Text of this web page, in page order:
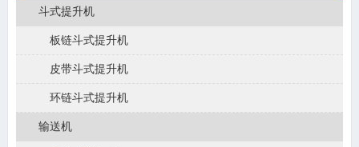
斗式提升机
板链斗式提升机
皮带斗式提升机
环链斗式提升机
输送机